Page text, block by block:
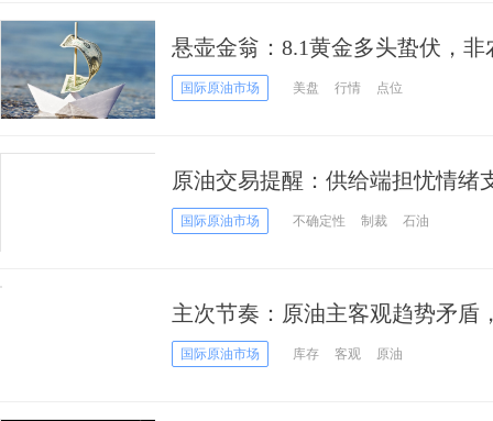
悬壶金翁：8.1黄金多头蛰伏，
国际原油市场 美盘 行情 点位
原油交易提醒：供给端担忧情绪
有望继续走高
国际原油市场 不确定性 制裁 石油
主次节奏：原油主客观趋势矛盾
国际原油市场 库存 客观 原油